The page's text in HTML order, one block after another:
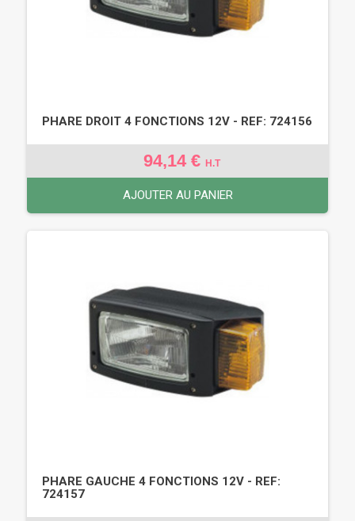
PHARE DROIT 4 FONCTIONS 12V - REF: 724156
94,14 € H.T
AJOUTER AU PANIER
PHARE GAUCHE 4 FONCTIONS 12V - REF:
724157